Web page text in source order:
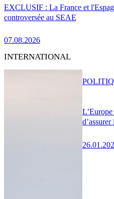
EXCLUSIF : La France et
controversée au SEAE
07.08.2026
INTERNATIONAL